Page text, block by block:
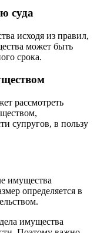
суда
исходя из правил,
может быть
срока.
рассмотреть
супругов, в пользу
имущества
определяется в
имущества